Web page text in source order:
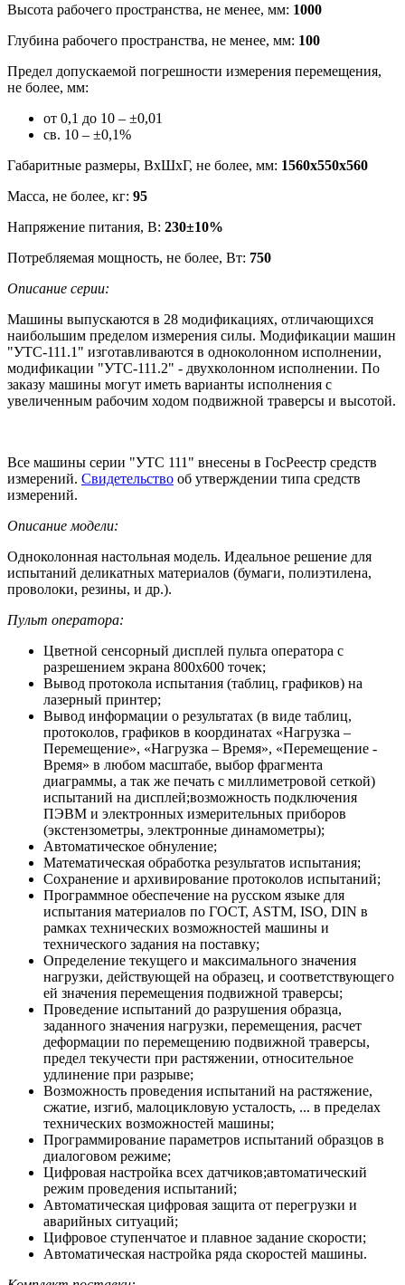
Высота рабочего пространства, не менее, мм: 1000
Глубина рабочего пространства, не менее, мм: 100
Предел допускаемой погрешности измерения перемещения,
не более, мм:
от 0,1 до 10 – ±0,01
св. 10 – ±0,1%
Габаритные размеры, ВхШхГ, не более, мм: 1560х550х560
Масса, не более, кг: 95
Напряжение питания, В: 230±10%
Потребляемая мощность, не более, Вт: 750
Описание серии:
Машины выпускаются в 28 модификациях, отличающихся
наибольшим пределом измерения силы. Модификации машин
"УТС-111.1" изготавливаются в одноколонном исполнении,
модификации "УТС-111.2" - двухколонном исполнении. По
заказу машины могут иметь варианты исполнения с
увеличенным рабочим ходом подвижной траверсы и высотой.
Все машины серии "УТС 111" внесены в ГосРеестр средств
измерений. Свидетельство об утверждении типа средств
измерений.
Описание модели:
Одноколонная настольная модель. Идеальное решение для
испытаний деликатных материалов (бумаги, полиэтилена,
проволоки, резины, и др.).
Пульт оператора:
Цветной сенсорный дисплей пульта оператора с
разрешением экрана 800х600 точек;
Вывод протокола испытания (таблиц, графиков) на
лазерный принтер;
Вывод информации о результатах (в виде таблиц,
протоколов, графиков в координатах «Нагрузка –
Перемещение», «Нагрузка – Время», «Перемещение -
Время» в любом масштабе, выбор фрагмента
диаграммы, а так же печать с миллиметровой сеткой)
испытаний на дисплей;возможность подключения
ПЭВМ и электронных измерительных приборов
(экстензометры, электронные динамометры);
Автоматическое обнуление;
Математическая обработка результатов испытания;
Сохранение и архивирование протоколов испытаний;
Программное обеспечение на русском языке для
испытания материалов по ГОСТ, ASTM, ISO, DIN в
рамках технических возможностей машины и
технического задания на поставку;
Определение текущего и максимального значения
нагрузки, действующей на образец, и соответствующего
ей значения перемещения подвижной траверсы;
Проведение испытаний до разрушения образца,
заданного значения нагрузки, перемещения, расчет
деформации по перемещению подвижной траверсы,
предел текучести при растяжении, относительное
удлинение при разрыве;
Возможность проведения испытаний на растяжение,
сжатие, изгиб, малоцикловую усталость, ... в пределах
технических возможностей машины;
Программирование параметров испытаний образцов в
диалоговом режиме;
Цифровая настройка всех датчиков;автоматический
режим проведения испытаний;
Автоматическая цифровая защита от перегрузки и
аварийных ситуаций;
Цифровое ступенчатое и плавное задание скорости;
Автоматическая настройка ряда скоростей машины.